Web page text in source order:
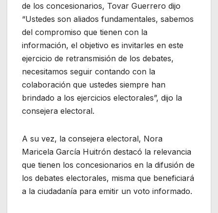
de los concesionarios, Tovar Guerrero dijo
“Ustedes son aliados fundamentales, sabemos
del compromiso que tienen con la
información, el objetivo es invitarles en este
ejercicio de retransmisión de los debates,
necesitamos seguir contando con la
colaboración que ustedes siempre han
brindado a los ejercicios electorales”, dijo la
consejera electoral.
A su vez, la consejera electoral, Nora
Maricela García Huitrón destacó la relevancia
que tienen los concesionarios en la difusión de
los debates electorales, misma que beneficiará
a la ciudadanía para emitir un voto informado.